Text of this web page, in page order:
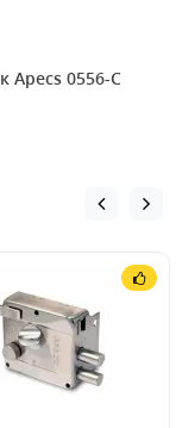
Apecs 0556-C